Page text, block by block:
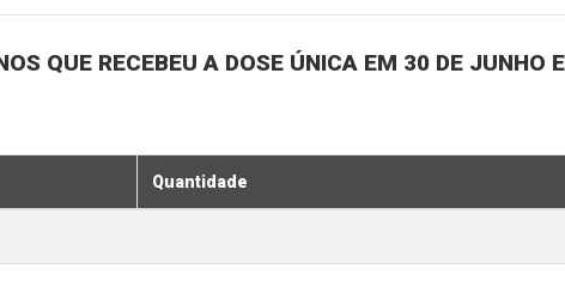
QUE RECEBEU A DOSE ÚNICA EM 30 DE JUNHO
Quantidade